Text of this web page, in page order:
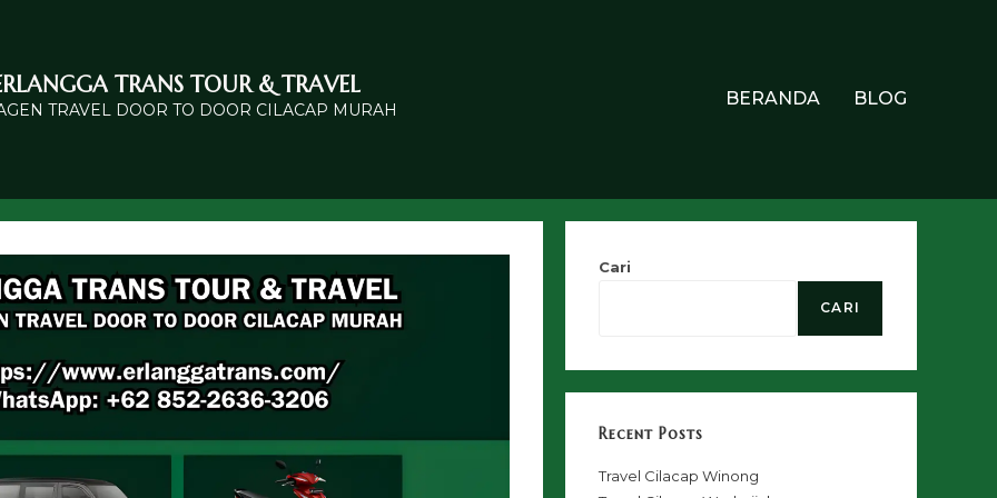
TRANS TOUR & TRAVEL
TRAVEL DOOR TO DOOR CILACAP MURAH
BERANDA BLOG
Cari
CARI
Recent Posts
Travel Cilacap Winong